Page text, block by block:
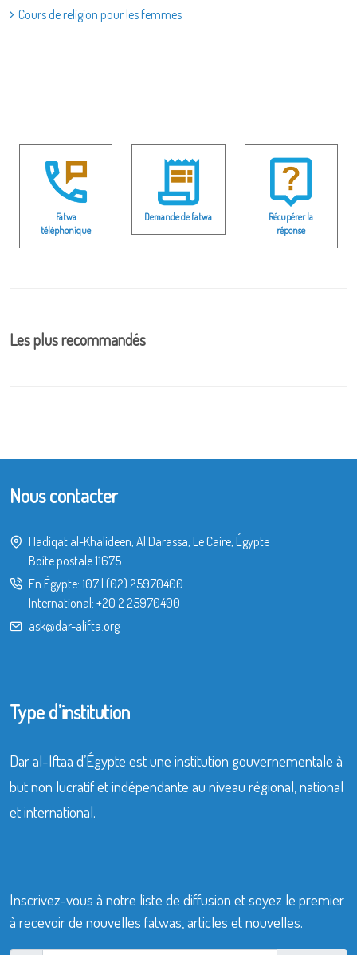
Cours de religion pour les femmes
Fatwa
téléphonique
Demande de fatwa
Récupérer la
réponse
Les plus recommandés
Nous contacter
Hadiqat al-Khalideen, Al Darassa, Le Caire, Égypte
Boîte postale 11675
En Égypte: 107 (02) 25970400
International: +20 2 25970400
ask@dar-alifta.org
Type d’institution
Dar al-Iftaa d’Égypte est une institution gouvernementale à
but non lucratif et indépendante au niveau régional, national
et international.
Inscrivez-vous à notre liste de diffusion et soyez le premier
à recevoir de nouvelles fatwas, articles et nouvelles.